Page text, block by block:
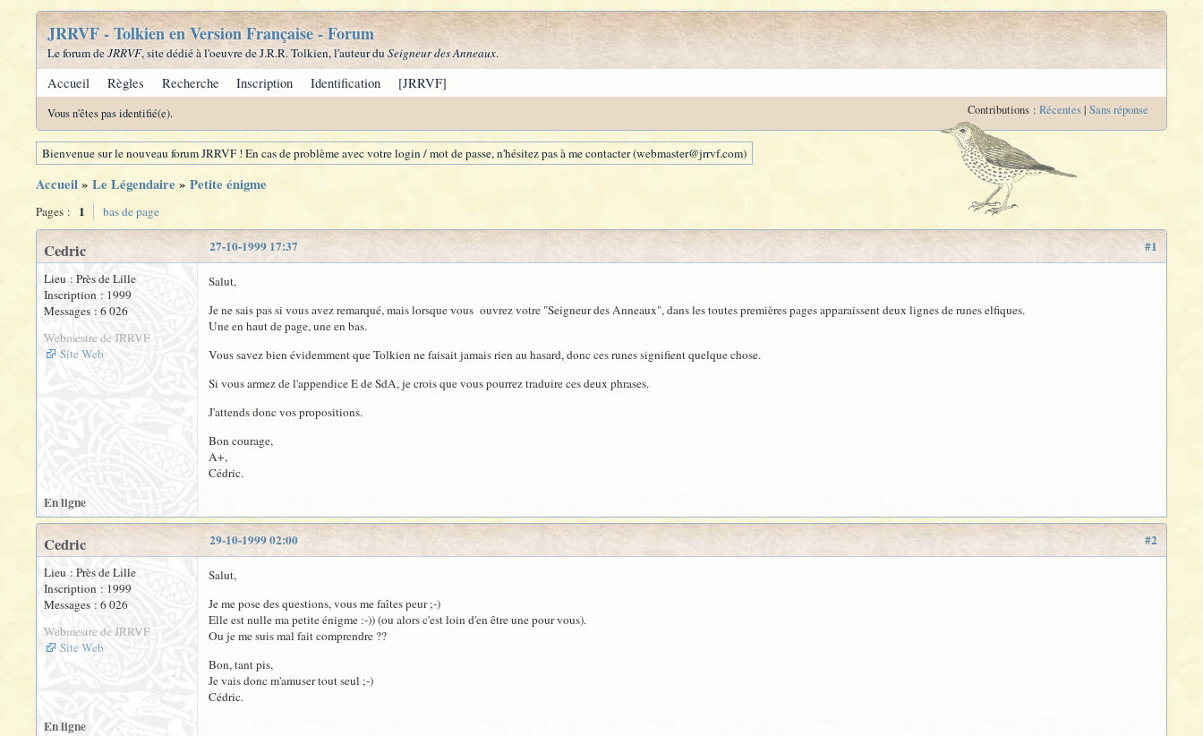
JRRVF - Tolkien en Version Française - Forum
Le forum deJRRVF, site dédié à l'oeuvre de J.R.R. Tolkien, l'auteur du Seigneur des Anneaux.
Accueil Règles Recherche Inscription Identification [JRRVF]
Vous n'êtes pas identifié(e). Contributions : Récentes| Sans réponse
Bienvenue sur le nouveau forum JRRVF ! En cas de problème avec votre login / mot de passe, n'hésitez pas à me contacter (webmaster@jrrvf.com)
Accueil» Le Légendaire » Petite énigme
Pages : 1 bas de page
#1
27-10-1999 17:37
Cedric
Lieu : Près de Lille
Inscription : 1999
Messages : 6 026
Webmestre de JRRVF
Site Web
Salut,
Je ne sais pas si vous avez remarqué, mais lorsque vous ouvrez votre "Seigneur des Anneaux", dans les toutes premières pages apparaissent deux lignes de runes elfiques.
Une en haut de page, une en bas.
Vous savez bien évidemment que Tolkien ne faisait jamais rien au hasard, donc ces runes signifient quelque chose.
Si vous armez de l'appendice E de SdA, je crois que vous pourrez traduire ces deux phrases.
J'attends donc vos propositions.
Bon courage,
A+,
Cédric.
En ligne
#2
29-10-1999 02:00
Cedric
Lieu : Près de Lille
Inscription : 1999
Messages : 6 026
Webmestre de JRRVF
Site Web
Salut,
Je me pose des questions, vous me faîtes peur ;-)
Elle est nulle ma petite énigme :-)) (ou alors c'est loin d'en être une pour vous).
Ou je me suis mal fait comprendre ??
Bon, tant pis,
Je vais donc m'amuser tout seul ;-)
Cédric.
En ligne